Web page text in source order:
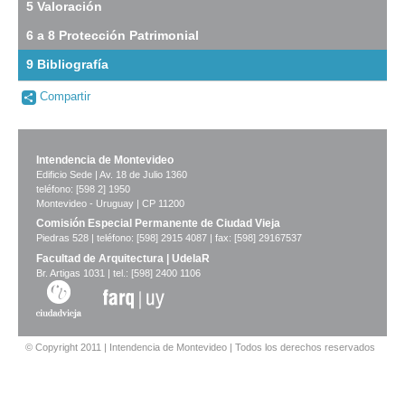
Descargar
original
Descarga tamaño completo
Anterior Pausa Siguiente
5 Valoración
6 a 8 Protección Patrimonial
9 Bibliografía
no
Compartir
Intendencia de Montevideo
Edificio Sede | Av. 18 de Julio 1360
teléfono: [598 2] 1950
Montevideo - Uruguay | CP 11200
Comisión Especial Permanente de Ciudad Vieja
Piedras 528 | teléfono: [598] 2915 4087 | fax: [598] 29167537
Facultad de Arquitectura | UdelaR
Br. Artigas 1031 | tel.: [598] 2400 1106
© Copyright 2011 | Intendencia de Montevideo | Todos los derechos reservados